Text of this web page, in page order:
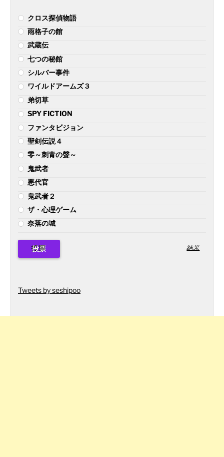
クロス探偵物語
雨格子の館
武蔵伝
七つの秘館
シルバー事件
ワイルドアームズ３
弟切草
SPY FICTION
ファンタビジョン
聖剣伝説４
零～刺青の聲～
鬼武者
悪代官
鬼武者２
ザ・心理ゲーム
奈落の城
結果
Tweets by seshipoo